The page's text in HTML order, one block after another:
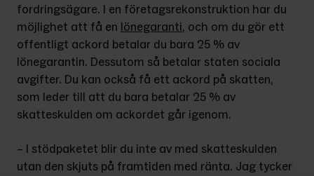
fordringsägare. I en företags­rekonstruktion har du
möjlighet att få en lönegaranti, och om du gör ett
offentligt ackord betalar du bara 25 % av
lönegarantin. Dessutom så betalar staten sociala
avgifter. Du kan också få ett ackord på skatten,
som leder till att du bara betalar 25 % av
skatteskul­den om ackordet går igenom.
– I stödpaketet blir du inte av med skatteskulden
utan den skjuts på framtiden med ränta. Jag tycker